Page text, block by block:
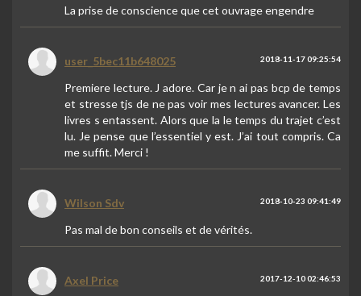
La prise de conscience que cet ouvrage engendre
user_5bec11b648025 2018-11-17 09:25:54
Premiere lecture. J adore. Car je n ai pas bcp de temps
et stresse tjs de ne pas voir mes lectures avancer. Les
livres s entassent. Alors que la le temps du trajet c’est
lu. Je pense que l’essentiel y est. J’ai tout compris. Ca
me suffit. Merci !
Wilson Sdv 2018-10-23 09:41:49
Pas mal de bon conseils et de vérités.
Axel Price 2017-12-10 02:46:53